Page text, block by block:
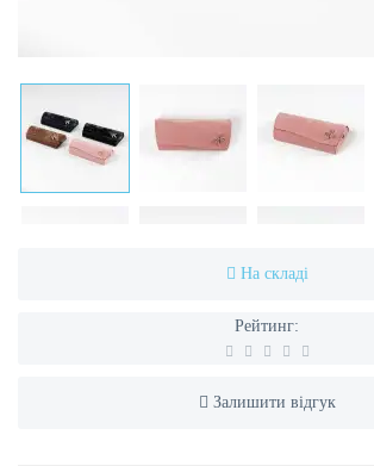
На складі
Рейтинг:
Залишити відгук